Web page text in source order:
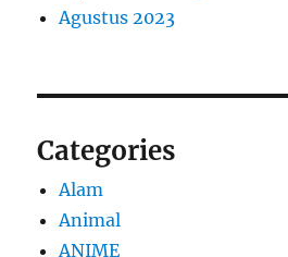
Agustus 2023
Categories
Alam
Animal
ANIME